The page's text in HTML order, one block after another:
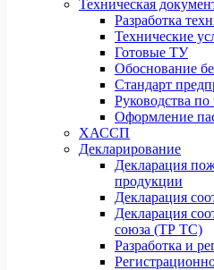
Техническая
Разработка
Технические
Готовые ТУ
Обоснование
Стандарт
Руководства
Оформление
ХАССП
Декларирование
Декларация
продукции
Декларация
Декларация
союза (ТР ТС)
Разработка и